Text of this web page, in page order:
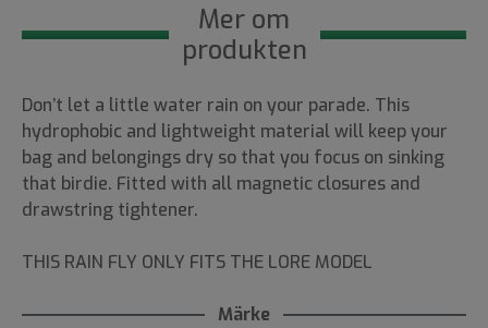
Mer om
produkten
Don’t let a little water rain on your parade. This
hydrophobic and lightweight material will keep your
bag and belongings dry so that you focus on sinking
that birdie. Fitted with all magnetic closures and
drawstring tightener.
THIS RAIN FLY ONLY FITS THE LORE MODEL
Märke